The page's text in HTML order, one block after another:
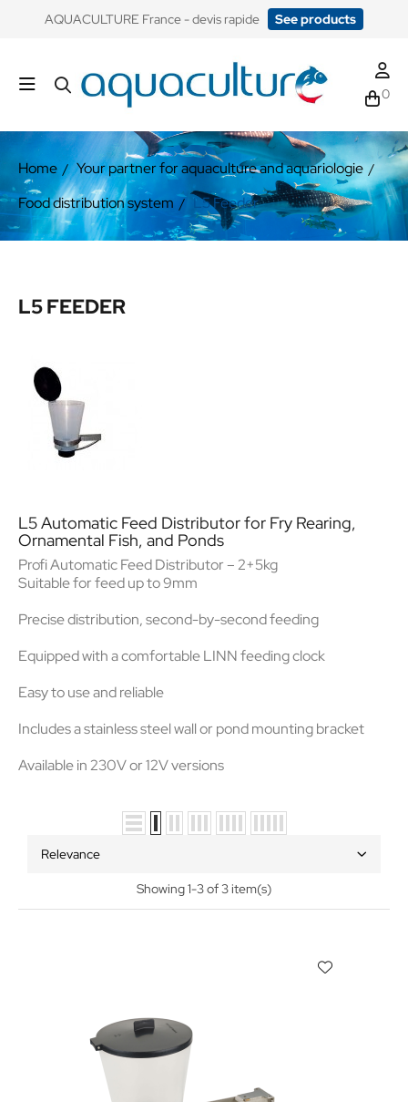
​AQUACULTURE France - devis rapide See products
0
Home
Your partner for aquaculture and aquariologie
Food distribution system
L5 Feeder
L5 FEEDER
L5 Automatic Feed Distributor for Fry Rearing,
Ornamental Fish, and Ponds
Profi Automatic Feed Distributor – 2+5kg
Suitable for feed up to 9mm
Precise distribution, second-by-second feeding
Equipped with a comfortable LINN feeding clock
Easy to use and reliable
Includes a stainless steel wall or pond mounting bracket
Available in 230V or 12V versions
Relevance
Showing 1-3 of 3 item(s)